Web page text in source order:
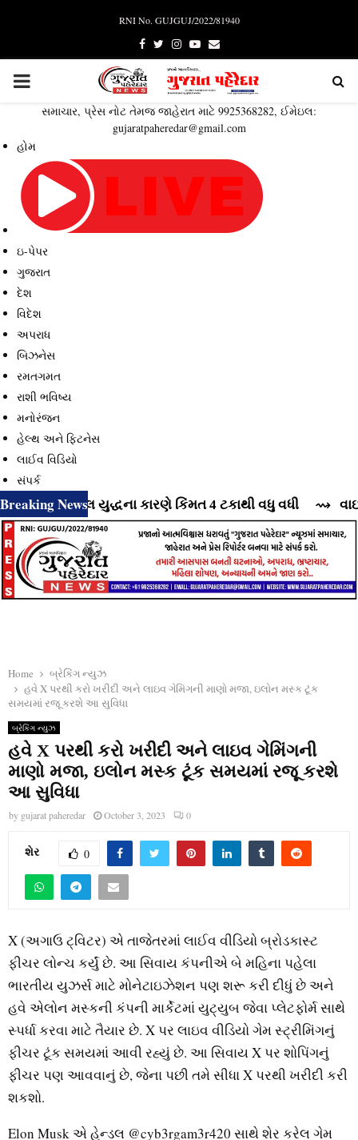
RNI No. GUJGUJ/2022/81940
Facebook
TwitterInstagram
YoutubeEmail
PRIMARY
MENU
સમાચાર, પ્રેસ નોટ તેમજ જાહેરાત માટે 9925368282, ઈમેઇલ:
gujaratpaheredar@gmail.com
હોમ
ઇ-પેપર
ગુજરાત
દેશ
વિદેશ
અપરાધ
બિઝનેસ
રમતગમત
રાશી ભવિષ્ય
મનોરંજન
હેલ્થ અને ફિટનેસ
લાઈવ વિડિયો
સંપર્ક
Breaking News
યુદ્ધના કારણે કિંમત 4 ટકાથી વધુ વધી ⇝ વાઇબ્રન્ટ
Home
બ્રેકિંગ ન્યુઝ
હવે X પરથી કરો ખરીદી અને લાઇવ ગેમિંગની માણો મજા, ઇલોન મસ્ક ટૂંક
સમયમાં રજૂ કરશે આ સુવિધા
બ્રેકિંગ ન્યુઝ
હવે X પરથી કરો ખરીદી અને લાઇવ ગેમિંગની
માણો મજા, ઇલોન મસ્ક ટૂંક સમયમાં રજૂ કરશે
આ સુવિધા
by gujarat paheredar October 3, 2023 0
શેર 0
X (અગાઉ ટ્વિટર) એ તાજેતરમાં લાઈવ વીડિયો બ્રોડકાસ્ટ
ફીચર લોન્ચ કર્યું છે. આ સિવાય કંપનીએ બે મહિના પહેલા
ભારતીય યુઝર્સ માટે મોનેટાઇઝેશન પણ શરૂ કરી દીધું છે અને
હવે એલોન મસ્કની કંપની માર્કેટમાં યુટ્યુબ જેવા પ્લેટફોર્મ સાથે
સ્પર્ધા કરવા માટે તૈયાર છે. X પર લાઇવ વીડિયો ગેમ સ્ટ્રીમિંગનું
ફીચર ટૂંક સમયમાં આવી રહ્યું છે. આ સિવાય X પર શોપિંગનું
ફીચર પણ આવવાનું છે, જેના પછી તમે સીધા X પરથી ખરીદી કરી
શકશો.
Elon Musk એ હેન્ડલ @cyb3rgam3r420 સાથે શેર કરેલ ગેમ